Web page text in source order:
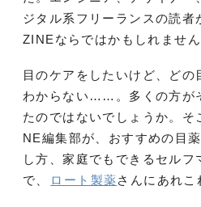
ジタル系フリーランスの読
ZINEならではかもしれません
目のケアをしたいけど、どの
わからない……。多くの方が
たのではないでしょうか。
NE編集部が、おすすめの目
し方、家庭でもできるセルフ
で、
ロート製薬さんにあれこ